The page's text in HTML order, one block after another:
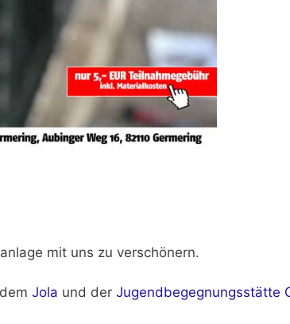
mit uns zu verschönern.
Jola und der Jugendbegegnungsstätte